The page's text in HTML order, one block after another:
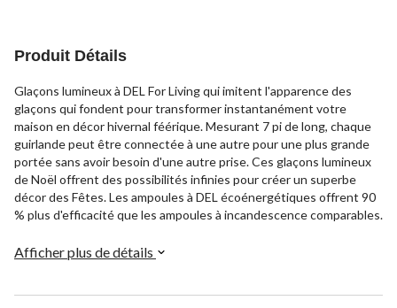
Produit Détails
Glaçons lumineux à DEL For Living qui imitent l'apparence des
glaçons qui fondent pour transformer instantanément votre
maison en décor hivernal féérique. Mesurant 7 pi de long, chaque
guirlande peut être connectée à une autre pour une plus grande
portée sans avoir besoin d'une autre prise. Ces glaçons lumineux
de Noël offrent des possibilités infinies pour créer un superbe
décor des Fêtes. Les ampoules à DEL écoénergétiques offrent 90
% plus d'efficacité que les ampoules à incandescence comparables.
Afficher plus de détails